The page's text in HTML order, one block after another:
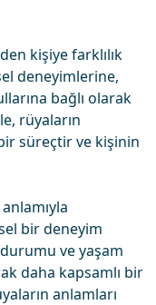
kişiye farklılık
deneyimlerine,
bağlı olarak
rüyaların
süreçtir ve kişinin
bir deneyim
ve yaşam
daha kapsamlı bir
anlamları